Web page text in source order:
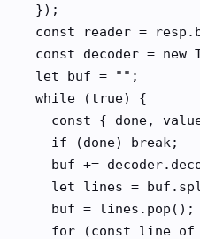
});
const reader =
const decoder = new
let buf = "";
while (true) {
const { done,
  if (done) break;
buf +=
let lines =
  buf = lines.pop();
for (const line of